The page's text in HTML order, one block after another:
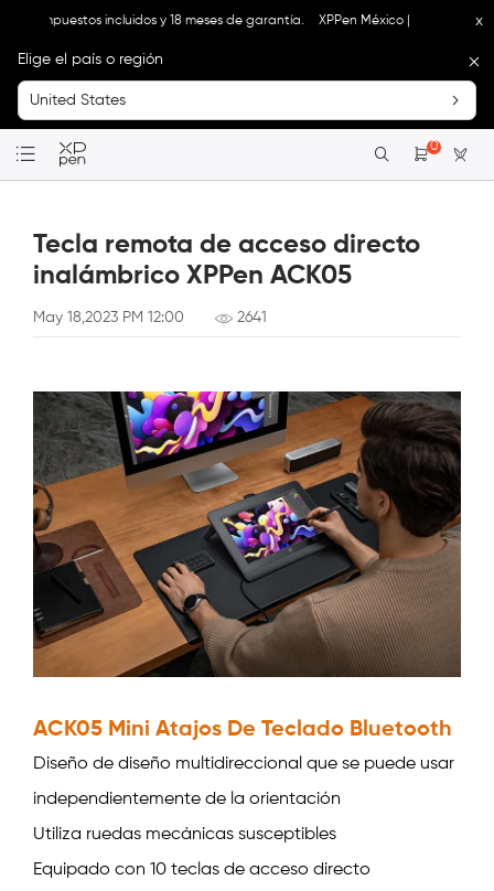
impuestos incluidos y 18 meses de garantía. XPPen México | Tienda Oficial: x
Elige el país o región
United States
0
Tecla remota de acceso directo
inalámbrico XPPen ACK05
May 18,2023 PM 12:00 2641
ACK05 Mini Atajos De Teclado Bluetooth
Diseño de diseño multidireccional que se puede usar
independientemente de la orientación
Utiliza ruedas mecánicas susceptibles
Equipado con 10 teclas de acceso directo